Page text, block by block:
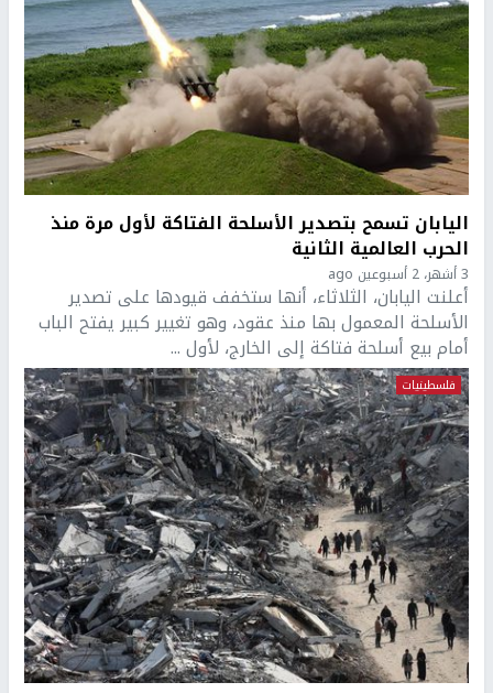
اليابان تسمح بتصدير الأسلحة الفتاكة لأول مرة منذ
الحرب العالمية الثانية
3 أشهر، 2 أسبوعين ago
أعلنت اليابان، الثلاثاء، أنها ستخفف قيودها على تصدير
الأسلحة المعمول بها منذ عقود، وهو تغيير كبير يفتح الباب
أمام بيع أسلحة فتاكة إلى الخارج، لأول ...
فلسطينيات